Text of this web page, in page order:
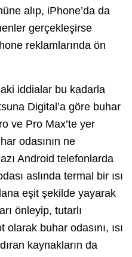
alıp, iPhone’da da
gerçekleşirse
reklamlarında ön
iddialar bu kadarla
Digital’a göre buhar
ve Pro Max’te yer
odasının ne
Android telefonlarda
aslında termal bir ısı
eşit şekilde yayarak
önleyip, tutarlı
buhar odasını, ısı
kaynakların da